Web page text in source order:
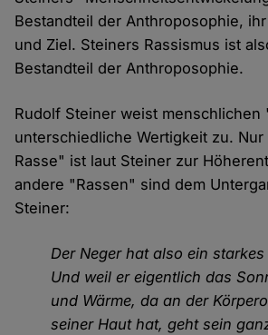
Bestandteil der Anthroposophie,
und Ziel. Steiners Rassismus ist
Bestandteil der Anthroposophie.
Rudolf Steiner weist menschlichen
unterschiedliche Wertigkeit zu.
Rasse" ist laut Steiner zur
andere "Rassen" sind dem
Steiner:
Der Neger hat also ein starkes
Und weil er eigentlich das
und Wärme, da an der
seiner Haut hat, geht sein